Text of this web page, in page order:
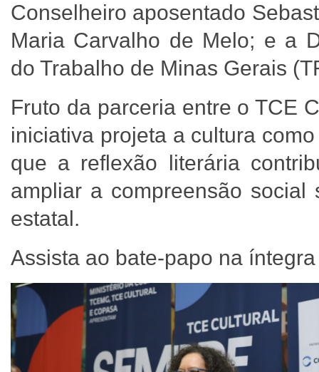
Conselheiro aposentado
Maria Carvalho de Melo; e a
do Trabalho de Minas Gerais
Fruto da parceria entre o TCE
iniciativa projeta a cultura
que a reflexão literária
ampliar a compreensão social
estatal.
Assista ao bate-papo na